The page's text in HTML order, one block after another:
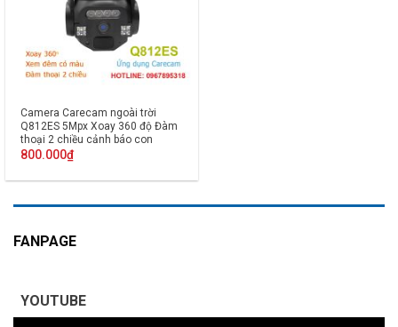
Camera Carecam ngoài trời
Q812ES 5Mpx Xoay 360 độ Đàm
thoại 2 chiều cảnh báo con
người
800.000₫
FANPAGE
YOUTUBE